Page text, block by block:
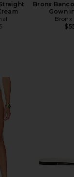
price:
Bronx
Gown
Bronx